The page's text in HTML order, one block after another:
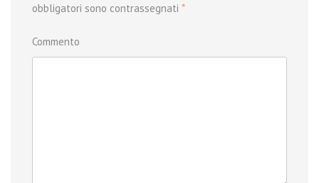
obbligatori sono contrassegnati *
Commento